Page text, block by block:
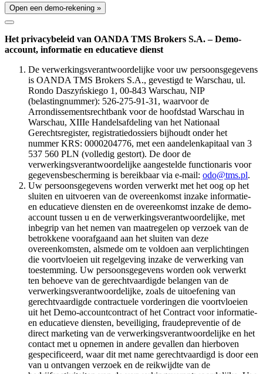
Open een demo-rekening »
Het privacybeleid van OANDA TMS Brokers S.A. – Demo-
account, informatie en educatieve dienst
De verwerkingsverantwoordelijke voor uw persoonsgegevens
is OANDA TMS Brokers S.A., gevestigd te Warschau, ul.
Rondo Daszyńskiego 1, 00-843 Warschau, NIP
(belastingnummer): 526-275-91-31, waarvoor de
Arrondissementsrechtbank voor de hoofdstad Warschau in
Warschau, XIIIe Handelsafdeling van het Nationaal
Gerechtsregister, registratiedossiers bijhoudt onder het
nummer KRS: 0000204776, met een aandelenkapitaal van 3
537 560 PLN (volledig gestort). De door de
verwerkingsverantwoordelijke aangestelde functionaris voor
gegevensbescherming is bereikbaar via e-mail: odo@tms.pl.
Uw persoonsgegevens worden verwerkt met het oog op het
sluiten en uitvoeren van de overeenkomst inzake informatie-
en educatieve diensten en de overeenkomst inzake de demo-
account tussen u en de verwerkingsverantwoordelijke, met
inbegrip van het nemen van maatregelen op verzoek van de
betrokkene voorafgaand aan het sluiten van deze
overeenkomsten, alsmede om te voldoen aan verplichtingen
die voortvloeien uit regelgeving inzake de verwerking van
toestemming. Uw persoonsgegevens worden ook verwerkt
ten behoeve van de gerechtvaardigde belangen van de
verwerkingsverantwoordelijke, zoals de uitoefening van
gerechtvaardigde contractuele vorderingen die voortvloeien
uit het Demo-accountcontract of het Contract voor informatie-
en educatieve diensten, beveiliging, fraudepreventie of de
direct marketing van de verwerkingsverantwoordelijke en het
contact met u opnemen in andere gevallen dan hierboven
gespecificeerd, waar dit met name gerechtvaardigd is door een
van u ontvangen verzoek en de reikwijdte van de